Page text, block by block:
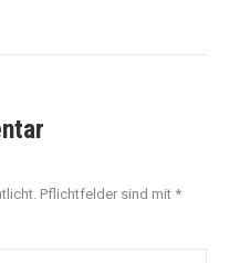
Pflichtfelder sind mit *